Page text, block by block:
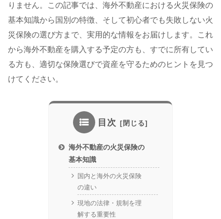
りません。この記事では、海外不動産における火災保険の
基本知識から国別の特徴、そして初心者でも失敗しない火
災保険の選び方まで、実用的な情報をお届けします。これ
から海外不動産を購入する予定の方も、すでに所有してい
る方も、適切な保険選びで資産を守るためのヒントを見つ
けてください。
目次
海外不動産の火災保険の
基本知識
国内と海外の火災保険
の違い
現地の法律・規制を理
解する重要性